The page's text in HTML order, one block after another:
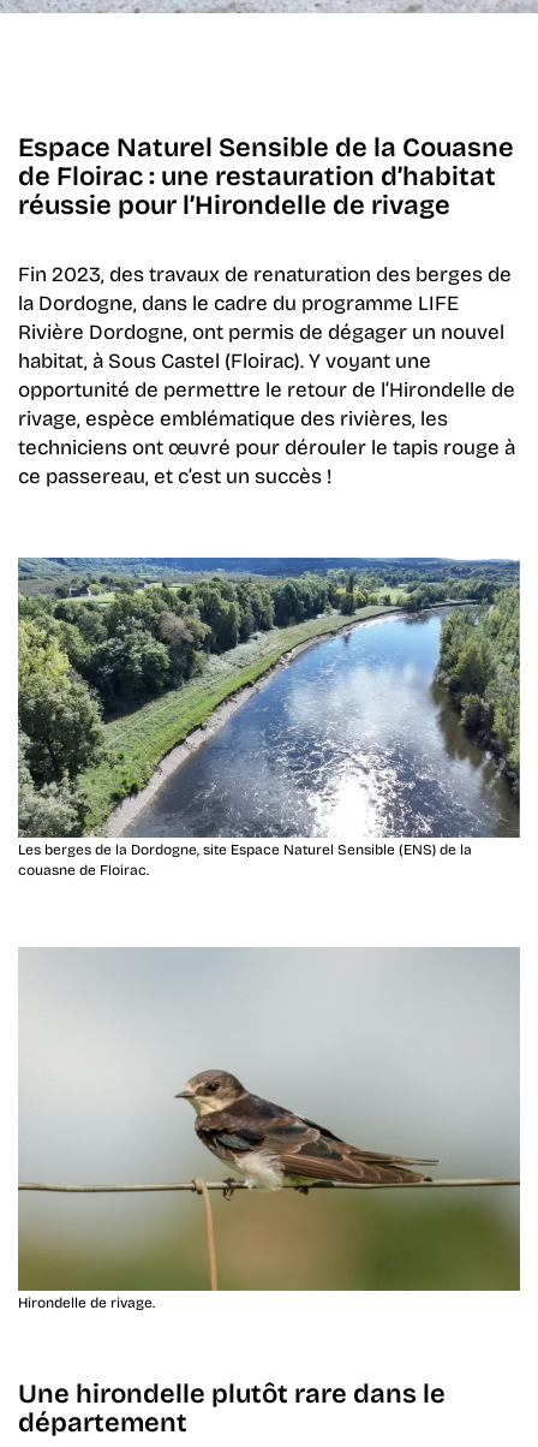
Espace Naturel Sensible de la Couasne
de Floirac : une restauration d’habitat
réussie pour l’Hirondelle de rivage
Fin 2023, des travaux de renaturation des berges de
la Dordogne, dans le cadre du programme LIFE
Rivière Dordogne, ont permis de dégager un nouvel
habitat, à Sous Castel (Floirac). Y voyant une
opportunité de permettre le retour de l’Hirondelle de
rivage, espèce emblématique des rivières, les
techniciens ont œuvré pour dérouler le tapis rouge à
ce passereau, et c’est un succès !
Les berges de la Dordogne, site Espace Naturel Sensible (ENS) de la
couasne de Floirac.
Hirondelle de rivage.
Une hirondelle plutôt rare dans le
département